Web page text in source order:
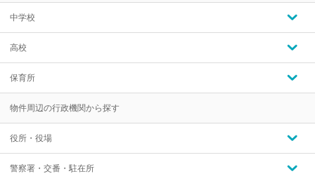
中学校
高校
保育所
物件周辺の行政機関から探す
役所・役場
警察署・交番・駐在所